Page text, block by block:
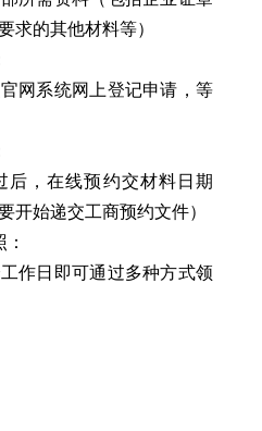
求的其他材料等）
系统网上登记申请，等
，在线预约交材料日期
开始递交工商预约文件）
作日即可通过多种方式领